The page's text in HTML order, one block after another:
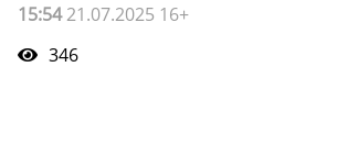
15:5421.07.2025 16+
346